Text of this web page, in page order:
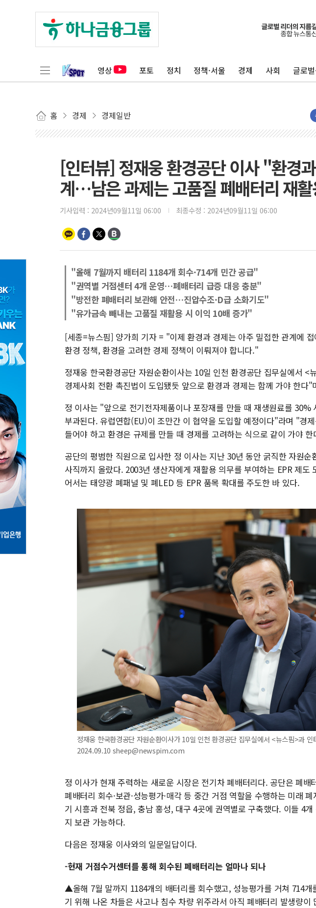
영상 포토 정치 정책·서울 경제 사회 글로
홈 경제 경제일반
[인터뷰] 정재웅 환경공단 이사 "환경
계…남은 과제는 고품질 폐배터리 재
기사입력 : 2024년09월11일 06:00 최종수정 : 2024년09월11일 06:00
"올해 7월까지 배터리 1184개 회수·714개 민간 공급"
"권역별 거점센터 4개 운영…폐배터리 급증 대응 충분"
"방전한 폐배터리 보관해 안전…진압수조·D급 소화기도"
"유가금속 빼내는 고품질 재활용 시 이익 10배 증가"
[세종=뉴스핌] 양가희 기자 = "이제 환경과 경제는 아주 밀접한 관계에
환경 정책, 환경을 고려한 경제 정책이 이뤄져야 합니다."
정재웅 한국환경공단 자원순환이사는 10일 인천 환경공단 집무실에서 <
경제사회 전환 촉진법이 도입됐듯 앞으로 환경과 경제는 함께 가야 한다"
정 이사는 "앞으로 전기전자제품이나 포장재를 만들 때 재생원료를 30%
부과된다. 유럽연합(EU)이 조만간 이 협약을 도입할 예정이다"라며 "경
들어야 하고 환경은 규제를 만들 때 경제를 고려하는 식으로 같이 가야
공단의 평범한 직원으로 입사한 정 이사는 지난 30년 동안 굵직한 자원순
사직까지 올랐다. 2003년 생산자에게 재활용 의무를 부여하는 EPR 제도
어서는 태양광 폐패널 및 폐LED 등 EPR 품목 확대를 주도한 바 있다.
정재웅 한국환경공단 자원순환이사가 10일 인천 환경공단 집무실에서 <뉴스핌>과
2024.09.10 sheep@newspim.com
정 이사가 현재 주력하는 새로운 시장은 전기차 폐배터리다. 공단은 폐배
폐배터리 회수·보관·성능평가·매각 등 중간 거점 역할을 수행하는 미래
기 시흥과 전북 정읍, 충남 홍성, 대구 4곳에 권역별로 구축했다. 이들 4
지 보관 가능하다.
다음은 정재웅 이사와의 일문일답이다.
-현재 거점수거센터를 통해 회수된 폐배터리는 얼마나 되나
▲올해 7월 말까지 1184개의 배터리를 회수했고, 성능평가를 거쳐 714개
기 위해 나온 차들은 사고나 침수 차량 위주라서 아직 폐배터리 발생량이